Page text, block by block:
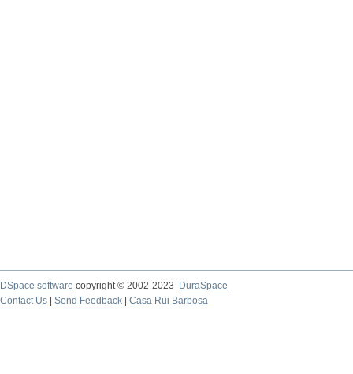
DSpace software copyright © 2002-2023
DuraSpace
Contact Us
Send Feedback Casa Rui Barbosa